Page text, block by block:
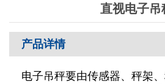
直视电子吊
产品详情
电子吊秤要由传感器、秤架